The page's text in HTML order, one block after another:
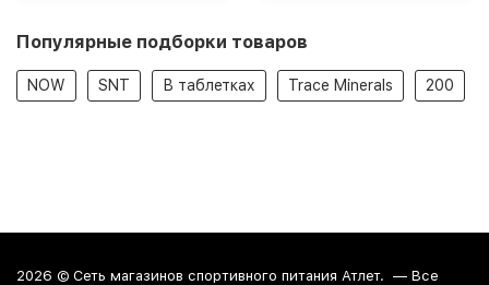
Популярные подборки товаров
NOW SNT В таблетках Trace Minerals 200
2026 © Сеть магазинов спортивного питания Атлет. — Все